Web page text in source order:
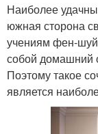
Наиболее
южная сторона
учениям фен-
собой домашний
Поэтому такое
является